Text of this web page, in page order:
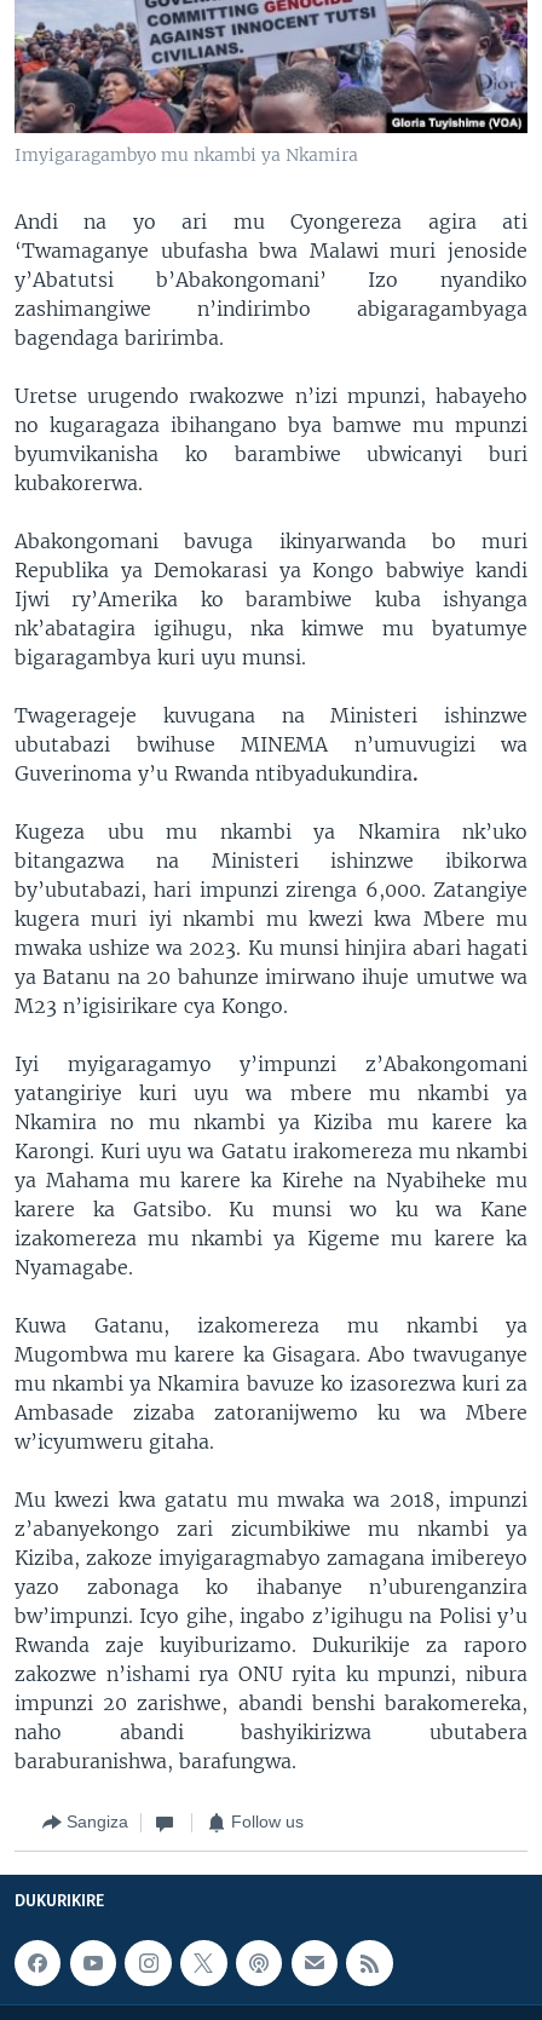
Imyigaragambyo mu nkambi ya Nkamira
Andi na yo ari mu Cyongereza agira ati
‘Twamaganye ubufasha bwa Malawi muri jenoside
y’Abatutsi b’Abakongomani’ Izo nyandiko
zashimangiwe n’indirimbo abigaragambyaga
bagendaga baririmba.
Uretse urugendo rwakozwe n’izi mpunzi, habayeho
no kugaragaza ibihangano bya bamwe mu mpunzi
byumvikanisha ko barambiwe ubwicanyi buri
kubakorerwa.
Abakongomani bavuga ikinyarwanda bo muri
Republika ya Demokarasi ya Kongo babwiye kandi
Ijwi ry’Amerika ko barambiwe kuba ishyanga
nk’abatagira igihugu, nka kimwe mu byatumye
bigaragambya kuri uyu munsi.
Twagerageje kuvugana na Ministeri ishinzwe
ubutabazi bwihuse MINEMA n’umuvugizi wa
Guverinoma y’u Rwanda ntibyadukundira.
Kugeza ubu mu nkambi ya Nkamira nk’uko
bitangazwa na Ministeri ishinzwe ibikorwa
by’ubutabazi, hari impunzi zirenga 6,000. Zatangiye
kugera muri iyi nkambi mu kwezi kwa Mbere mu
mwaka ushize wa 2023. Ku munsi hinjira abari hagati
ya Batanu na 20 bahunze imirwano ihuje umutwe wa
M23 n’igisirikare cya Kongo.
Iyi myigaragamyo y’impunzi z’Abakongomani
yatangiriye kuri uyu wa mbere mu nkambi ya
Nkamira no mu nkambi ya Kiziba mu karere ka
Karongi. Kuri uyu wa Gatatu irakomereza mu nkambi
ya Mahama mu karere ka Kirehe na Nyabiheke mu
karere ka Gatsibo. Ku munsi wo ku wa Kane
izakomereza mu nkambi ya Kigeme mu karere ka
Nyamagabe.
Kuwa Gatanu, izakomereza mu nkambi ya
Mugombwa mu karere ka Gisagara. Abo twavuganye
mu nkambi ya Nkamira bavuze ko izasorezwa kuri za
Ambasade zizaba zatoranijwemo ku wa Mbere
w’icyumweru gitaha.
Mu kwezi kwa gatatu mu mwaka wa 2018, impunzi
z’abanyekongo zari zicumbikiwe mu nkambi ya
Kiziba, zakoze imyigaragmabyo zamagana imibereyo
yazo zabonaga ko ihabanye n’uburenganzira
bw’impunzi. Icyo gihe, ingabo z’igihugu na Polisi y’u
Rwanda zaje kuyiburizamo. Dukurikije za raporo
zakozwe n’ishami rya ONU ryita ku mpunzi, nibura
impunzi 20 zarishwe, abandi benshi barakomereka,
naho abandi bashyikirizwa ubutabera
baraburanishwa, barafungwa.
Sangiza Follow us
DUKURIKIRE